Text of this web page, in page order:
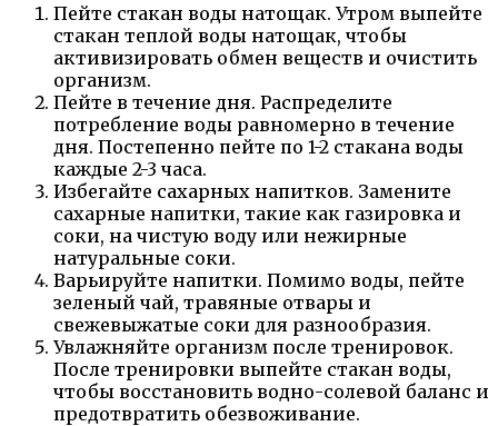
Пейте стакан воды натощак. Утром выпейте
стакан теплой воды натощак, чтобы
активизировать обмен веществ и очистить
организм.
Пейте в течение дня. Распределите
потребление воды равномерно в течение
дня. Постепенно пейте по 1-2 стакана воды
каждые 2-3 часа.
Избегайте сахарных напитков. Замените
сахарные напитки, такие как газировка и
соки, на чистую воду или нежирные
натуральные соки.
Варьируйте напитки. Помимо воды, пейте
зеленый чай, травяные отвары и
свежевыжатые соки для разнообразия.
Увлажняйте организм после тренировок.
После тренировки выпейте стакан воды,
чтобы восстановить водно-солевой баланс и
предотвратить обезвоживание.